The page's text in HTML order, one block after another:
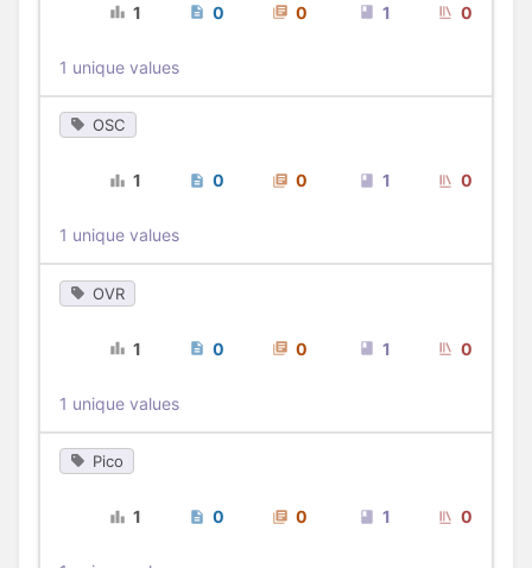
1 0 0 1 0
1 unique values
OSC
1 0 0 1 0
1 unique values
OVR
1 0 0 1 0
1 unique values
Pico
1 0 0 1 0